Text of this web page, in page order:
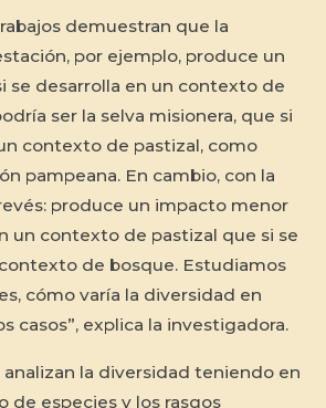
demuestran que la
por ejemplo, produce un
se desarrolla en un contexto de
ser la selva misionera, que si
contexto de pastizal, como
pampeana. En cambio, con la
produce un impacto menor
un contexto de pastizal que si se
de bosque. Estudiamos
cómo varía la diversidad en
casos”, explica la investigadora.
analizan la diversidad teniendo en
de especies y los rasgos